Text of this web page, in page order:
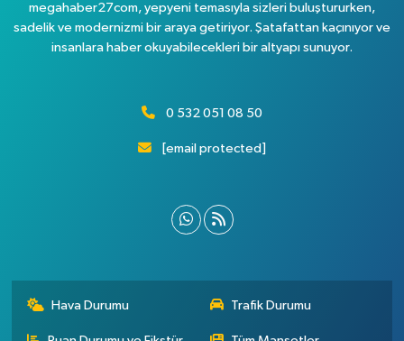
megahaber27com, yepyeni temasıyla sizleri buluştururken,
sadelik ve modernizmi bir araya getiriyor. Şatafattan kaçınıyor ve
insanlara haber okuyabilecekleri bir altyapı sunuyor.
0 532 051 08 50
[email protected]
Hava Durumu Trafik Durumu